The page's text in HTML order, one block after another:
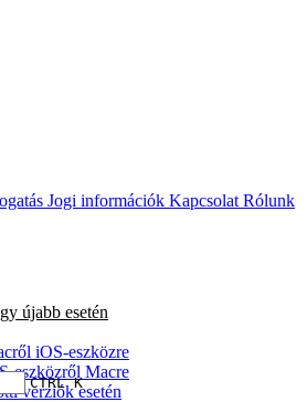
Jogi információk Kapcsolat Rólunk
CTRL K
újabb esetén
iOS-eszközre
eszközről Macre
verziók esetén